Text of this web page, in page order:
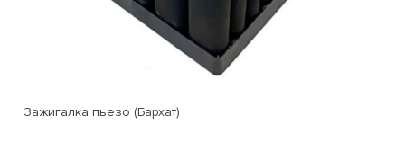
Зажигалка пьезо (Бархат)